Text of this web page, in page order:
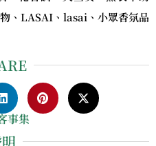
、LASAI、lasai、小眾香氛品
事集